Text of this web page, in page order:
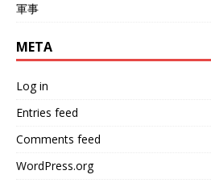
軍事
META
Log in
Entries feed
Comments feed
WordPress.org